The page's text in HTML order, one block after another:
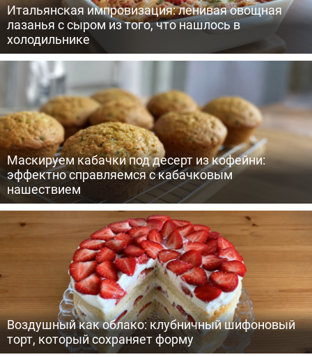
Итальянская импровизация: ленивая овощная
лазанья с сыром из того, что нашлось в
холодильнике
Маскируем кабачки под десерт из кофейни:
эффектно справляемся с кабачковым
нашествием
Воздушный как облако: клубничный шифоновый
торт, который сохраняет форму